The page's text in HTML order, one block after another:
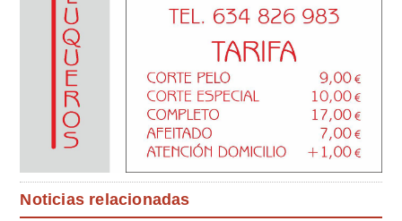
Noticias relacionadas